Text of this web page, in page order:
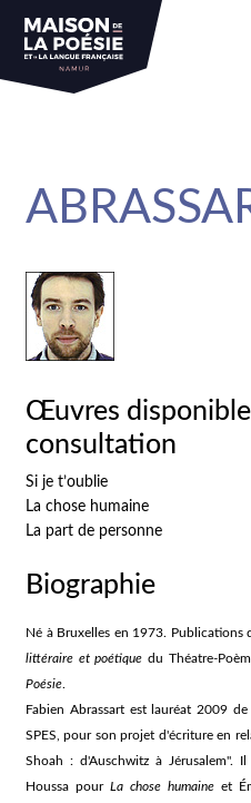
Œuvres
consultation
Si je t’oublie
La chose humaine
La part de personne
Biographie
Né à Bruxelles en 1973. Publications
littéraire et poétique du Théatre-
Poésie.
Fabien Abrassart est lauréat 2009
SPES, pour son projet d'écriture en
Shoah : d'Auschwitz à Jérusalem".
Houssa pour La chose humaineet